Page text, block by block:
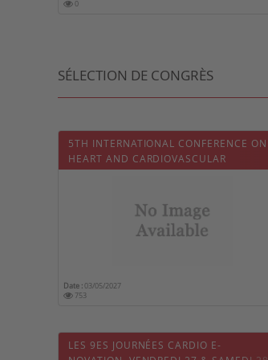
0
SÉLECTION DE CONGRÈS
5TH INTERNATIONAL CONFERENCE ON
HEART AND CARDIOVASCULAR
DISEASES
Date :03/05/2027
753
LES 9ES JOURNÉES CARDIO E-